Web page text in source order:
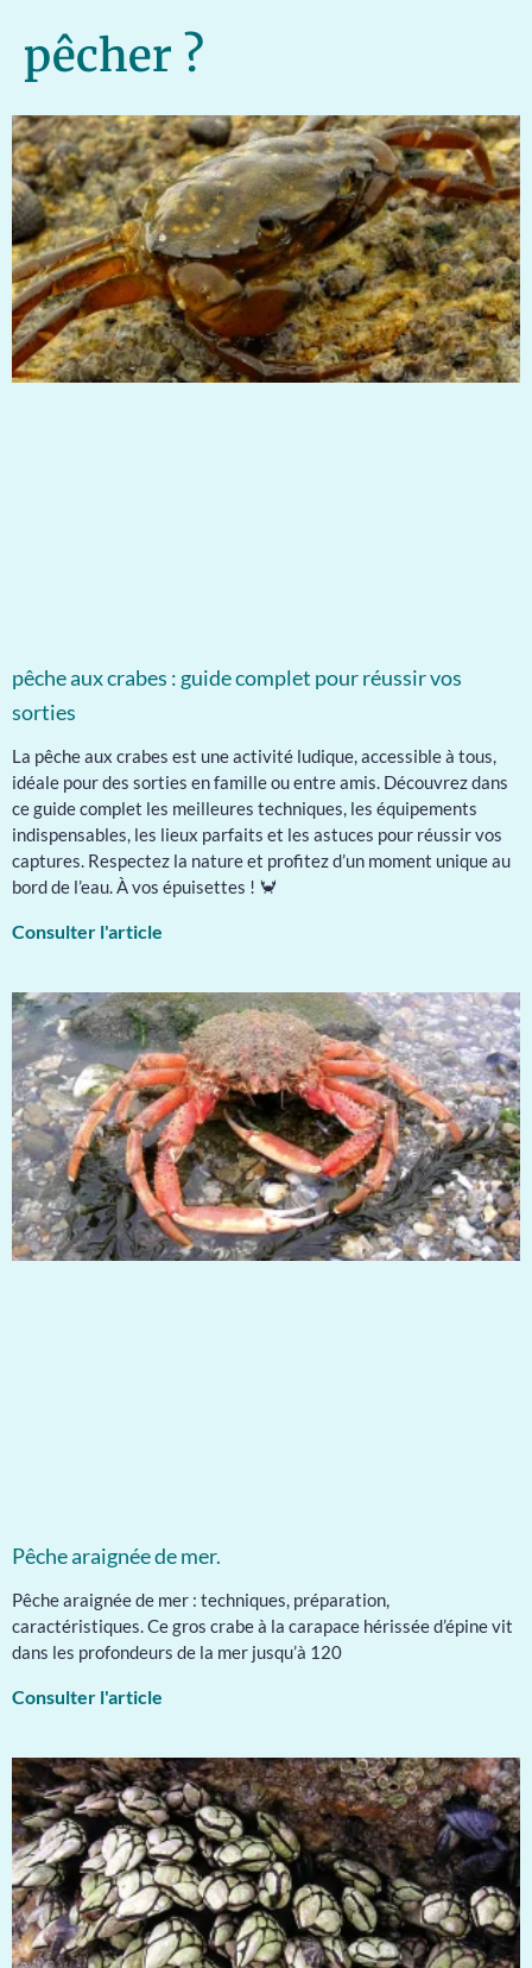
pêcher ?
pêche aux crabes : guide complet pour réussir vos
sorties
La pêche aux crabes est une activité ludique, accessible à tous,
idéale pour des sorties en famille ou entre amis. Découvrez dans
ce guide complet les meilleures techniques, les équipements
indispensables, les lieux parfaits et les astuces pour réussir vos
captures. Respectez la nature et profitez d’un moment unique au
bord de l’eau. À vos épuisettes ! 🦀
Consulter l'article
Pêche araignée de mer.
Pêche araignée de mer : techniques, préparation,
caractéristiques. Ce gros crabe à la carapace hérissée d’épine vit
dans les profondeurs de la mer jusqu’à 120
Consulter l'article